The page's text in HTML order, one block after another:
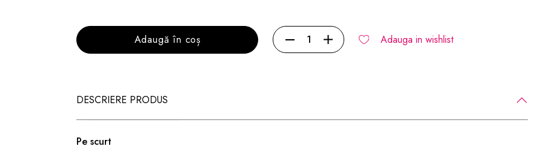
Adaugă în coș Adauga in wishlist
DESCRIERE PRODUS
Pe scurt